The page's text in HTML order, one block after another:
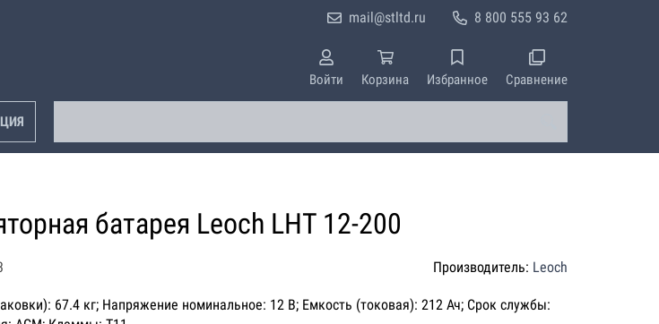
8 800 555 93 62
mail@stltd.ru
Войти Корзина Избранное Сравнение
батарея Leoch LHT 12-200
Производитель: Leoch
67.4 кг; Напряжение номинальное: 12 В; Емкость (токовая): 212 Ач; Срок службы: